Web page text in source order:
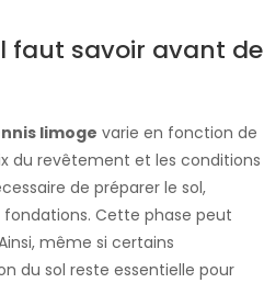
faut savoir avant de
limoge varie en fonction de
du revêtement et les conditions
de préparer le sol,
fondations. Cette phase peut
même si certains
du sol reste essentielle pour